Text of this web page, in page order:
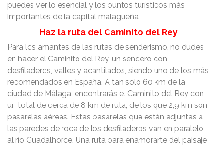
puedes ver lo esencial y los puntos turísticos más
importantes de la capital malagueña.
Haz la ruta del Caminito del Rey
Para los amantes de las rutas de senderismo, no dudes
en hacer el Caminito del Rey, un sendero con
desfiladeros, valles y acantilados, siendo uno de los más
recomendados en España. A tan solo 60 km de la
ciudad de Málaga, encontrarás el Caminito del Rey con
un total de cerca de 8 km de ruta, de los que 2,9 km son
pasarelas aéreas. Estas pasarelas que están adjuntas a
las paredes de roca de los desfiladeros van en paralelo
al río Guadalhorce. Una ruta para enamorarte del paisaje